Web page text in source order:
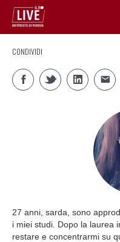
CONDIVIDI
27 anni, sarda, sono
i miei studi. Dopo la laurea
restare e concentrarmi su